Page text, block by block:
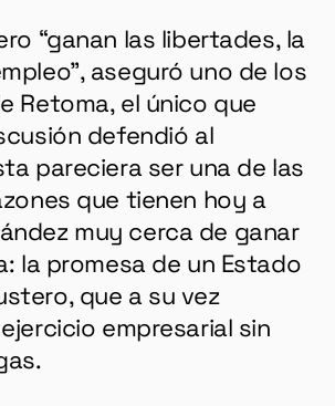
“ganan las libertades, la
aseguró uno de los
Retoma, el único que
defendió al
pareciera ser una de las
que tienen hoy a
muy cerca de ganar
la promesa de un Estado
que a su vez
empresarial sin